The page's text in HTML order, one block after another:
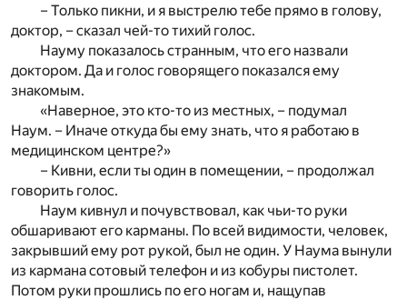
– Только пикни, и я выстрелю тебе прямо в голову,
доктор, – сказал чей-то тихий голос.
Науму показалось странным, что его назвали
доктором. Да и голос говорящего показался ему
знакомым.
«Наверное, это кто-то из местных, – подумал
Наум. – Иначе откуда бы ему знать, что я работаю в
медицинском центре?»
– Кивни, если ты один в помещении, – продолжал
говорить голос.
Наум кивнул и почувствовал, как чьи-то руки
обшаривают его карманы. По всей видимости, человек,
закрывший ему рот рукой, был не один. У Наума вынули
из кармана сотовый телефон и из кобуры пистолет.
Потом руки прошлись по его ногам и, нащупав